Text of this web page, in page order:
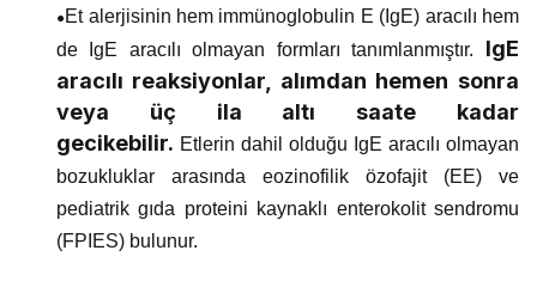
●Et alerjisinin hem immünoglobulin E (IgE) aracılı hem
de IgE aracılı olmayan formları tanımlanmıştır. IgE
aracılı reaksiyonlar, alımdan hemen sonra
veya üç ila altı saate kadar
gecikebilir. Etlerin dahil olduğu IgE aracılı olmayan
bozukluklar arasında eozinofilik özofajit (EE) ve
pediatrik gıda proteini kaynaklı enterokolit sendromu
(FPIES) bulunur.